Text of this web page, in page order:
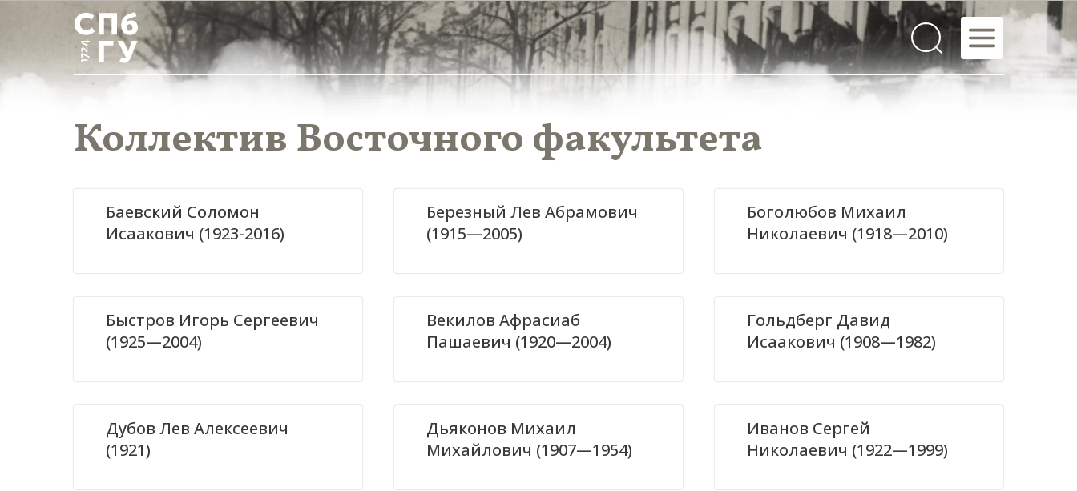
Коллектив Восточного факультета
Баевский Соломон
Исаакович (1923-2016)
Березный Лев Абрамович
(1915—2005)
Боголюбов Михаил
Николаевич (1918—2010)
Быстров Игорь Сергеевич
(1925—2004)
Векилов Афрасиаб
Пашаевич (1920—2004)
Гольдберг Давид
Исаакович (1908—1982)
Дубов Лев Алексеевич
(1921)
Дьяконов Михаил
Михайлович (1907—1954)
Иванов Сергей
Николаевич (1922—1999)